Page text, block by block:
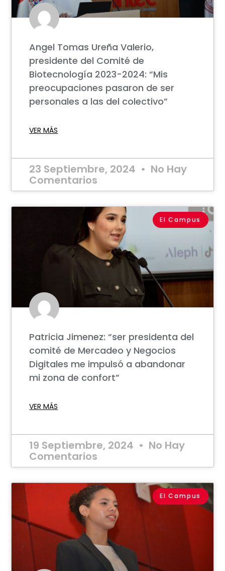
Angel Tomas Ureña Valerio,
presidente del Comité de
Biotecnología 2023-2024: “Mis
preocupaciones pasaron de ser
personales a las del colectivo”
VER MÁS
23 Septiembre, 2024 No Hay
Comentarios
El Campus
Patricia Jimenez: “ser presidenta del
comité de Mercadeo y Negocios
Digitales me impulsó a abandonar
mi zona de confort”
VER MÁS
19 Septiembre, 2024 No Hay
Comentarios
El Campus